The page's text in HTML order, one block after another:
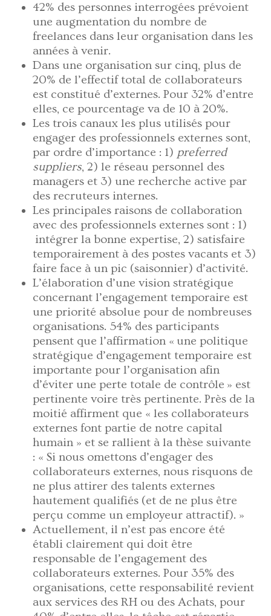
42% des personnes interrogées prévoient
une augmentation du nombre de
freelances dans leur organisation dans les
années à venir.
Dans une organisation sur cinq, plus de
20% de l’effectif total de collaborateurs
est constitué d’externes. Pour 32% d’entre
elles, ce pourcentage va de 10 à 20%.
Les trois canaux les plus utilisés pour
engager des professionnels externes sont,
par ordre d’importance : 1) preferred
suppliers, 2) le réseau personnel des
managers et 3) une recherche active par
des recruteurs internes.
Les principales raisons de collaboration
avec des professionnels externes sont : 1)
intégrer la bonne expertise, 2) satisfaire
temporairement à des postes vacants et 3)
faire face à un pic (saisonnier) d’activité.
L’élaboration d’une vision stratégique
concernant l’engagement temporaire est
une priorité absolue pour de nombreuses
organisations. 54% des participants
pensent que l’affirmation « une politique
stratégique d’engagement temporaire est
importante pour l’organisation afin
d’éviter une perte totale de contrôle » est
pertinente voire très pertinente. Près de la
moitié affirment que « les collaborateurs
externes font partie de notre capital
humain » et se rallient à la thèse suivante
: « Si nous omettons d’engager des
collaborateurs externes, nous risquons de
ne plus attirer des talents externes
hautement qualifiés (et de ne plus être
perçu comme un employeur attractif). »
Actuellement, il n’est pas encore été
établi clairement qui doit être
responsable de l’engagement des
collaborateurs externes. Pour 35% des
organisations, cette responsabilité revient
aux services des RH ou des Achats, pour